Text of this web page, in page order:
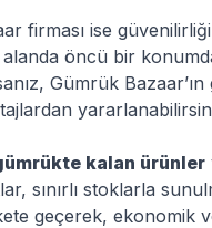
firması ise
öncü bir
Gümrük
kalan ürünler
sınırlı stoklarla
geçerek, ekonomik